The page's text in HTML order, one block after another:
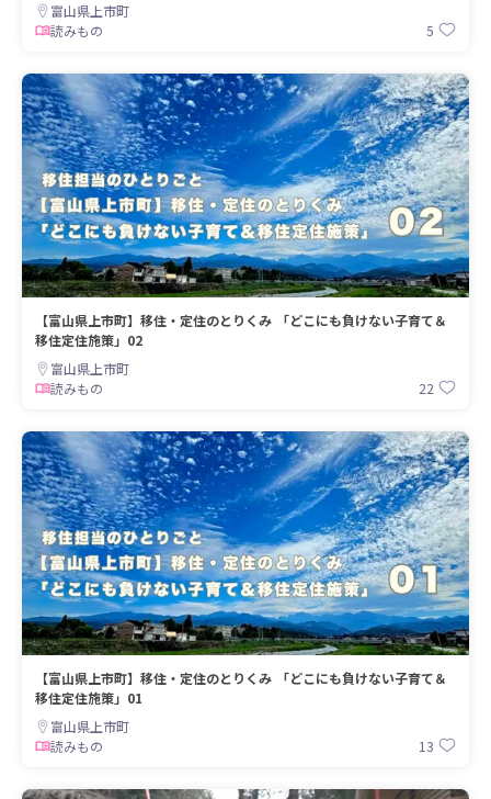
富山県上市町
読みもの
5
【富山県上市町】移住・定住のとりくみ 「どこにも負けない子育て＆
移住定住施策」02
富山県上市町
読みもの
22
【富山県上市町】移住・定住のとりくみ 「どこにも負けない子育て＆
移住定住施策」01
富山県上市町
読みもの
13